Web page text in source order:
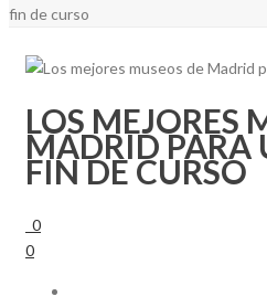
fin de curso
LOS MEJORES
MADRID PARA
FIN DE CURSO
0
0